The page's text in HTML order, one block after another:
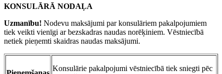
KONSULĀRĀ NODAĻA
Uzmanību! Nodevu maksājumi par konsulāriem pakalpojumiem
tiek veikti vienīgi ar bezskadras naudas norēķiniem. Vēstniecībā
netiek pieņemti skaidras naudas maksājumi.
Konsulārie pakalpojumi vēstniecībā tiek sniegti pēc